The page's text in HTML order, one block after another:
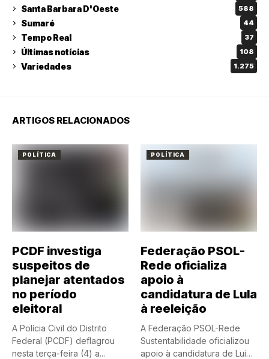
Santa Barbara D'Oeste 588
Sumaré 44
Tempo Real 37
Últimas notícias 108
Variedades 1.275
ARTIGOS RELACIONADOS
POLÍTICA
PCDF investiga
suspeitos de
planejar atentados
no período
eleitoral
A Polícia Civil do Distrito
Federal (PCDF) deflagrou
nesta terça-feira (4) a...
POLÍTICA
Federação PSOL-
Rede oficializa
apoio à
candidatura de Lula
à reeleição
A Federação PSOL-Rede
Sustentabilidade oficializou
apoio à candidatura de Luiz